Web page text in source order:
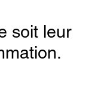
soit leur